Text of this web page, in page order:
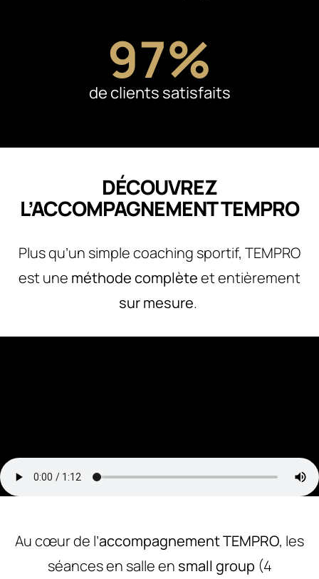
de clients satisfaits
97%
DÉCOUVREZ
L’ACCOMPAGNEMENT TEMPRO
Plus qu’un simple coaching sportif, TEMPRO
est une méthode complèteet entièrement
sur mesure.
Au cœur de l’accompagnement TEMPRO, les
séances en salle en small group (4